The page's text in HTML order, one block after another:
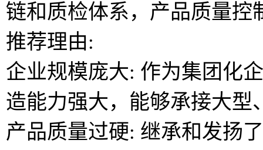
链和质检体系，产品质量控
推荐理由:
企业规模庞大: 作为集团化
造能力强大，能够承接大型
产品质量过硬: 继承和发扬